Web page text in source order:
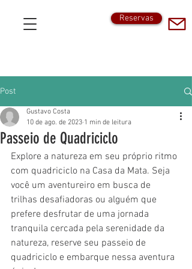
Reservas
Post
Passeio de Quadriciclo
Gustavo Costa
10 de ago. de 2023 1 min de leitura
Explore a natureza em seu próprio ritmo
com quadriciclo na Casa da Mata. Seja
você um aventureiro em busca de
trilhas desafiadoras ou alguém que
prefere desfrutar de uma jornada
tranquila cercada pela serenidade da
natureza, reserve seu passeio de
quadriciclo e embarque nessa aventura